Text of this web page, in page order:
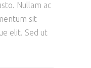
Nullam ac
sit
elit. Sed ut